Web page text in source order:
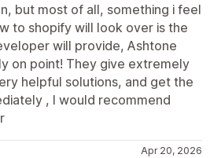
but most of all, something i feel
to shopify will look over is the
will provide, Ashtone
on point! They give extremely
helpful solutions, and get the
, I would recommend
Apr 20, 2026